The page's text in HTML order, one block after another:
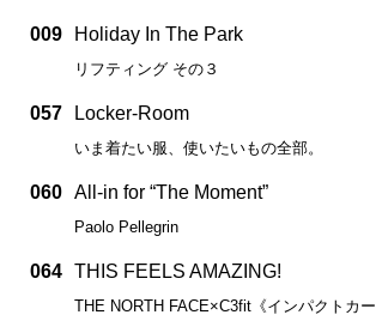
009 Holiday In The Park
リフティング その３
057 Locker-Room
いま着たい服、使いたいもの全部。
060 All-in for “The Moment”
Paolo Pellegrin
064 THIS FEELS AMAZING!
THE NORTH FACE×C3fit《インパクトカー